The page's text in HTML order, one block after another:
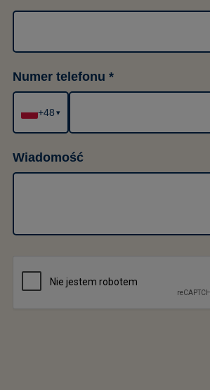
Numer telefonu
+48 ▾
Wiadomość